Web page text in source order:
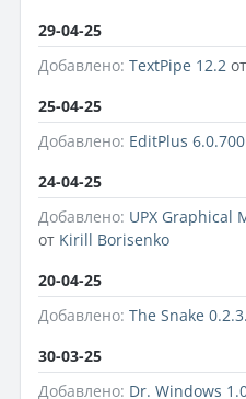
29-04-25
Добавлено: TextPipe 12.2 от
25-04-25
Добавлено: EditPlus 6.0.700
24-04-25
Добавлено: UPX Graphical
от Kirill Borisenko
20-04-25
Добавлено: The Snake
30-03-25
Добавлено: Dr. Windows